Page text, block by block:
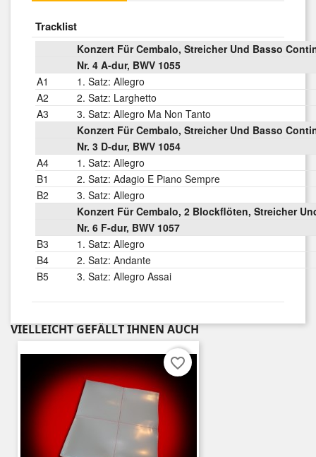
Tracklist
Konzert Für Cembalo, Streicher Und Basso
Nr. 4 A-dur, BWV 1055
A1
1. Satz: Allegro
A2
2. Satz: Larghetto
A3
3. Satz: Allegro Ma Non Tanto
Konzert Für Cembalo, Streicher Und Basso
Nr. 3 D-dur, BWV 1054
A4
1. Satz: Allegro
B1
2. Satz: Adagio E Piano Sempre
B2
3. Satz: Allegro
Konzert Für Cembalo, 2 Blockflöten, Streicher
Nr. 6 F-dur, BWV 1057
B3
1. Satz: Allegro
B4
2. Satz: Andante
B5
3. Satz: Allegro Assai
VIELLEICHT GEFÄLLT IHNEN AUCH
favorite_border